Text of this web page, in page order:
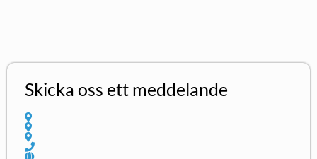
Skicka oss ett meddelande